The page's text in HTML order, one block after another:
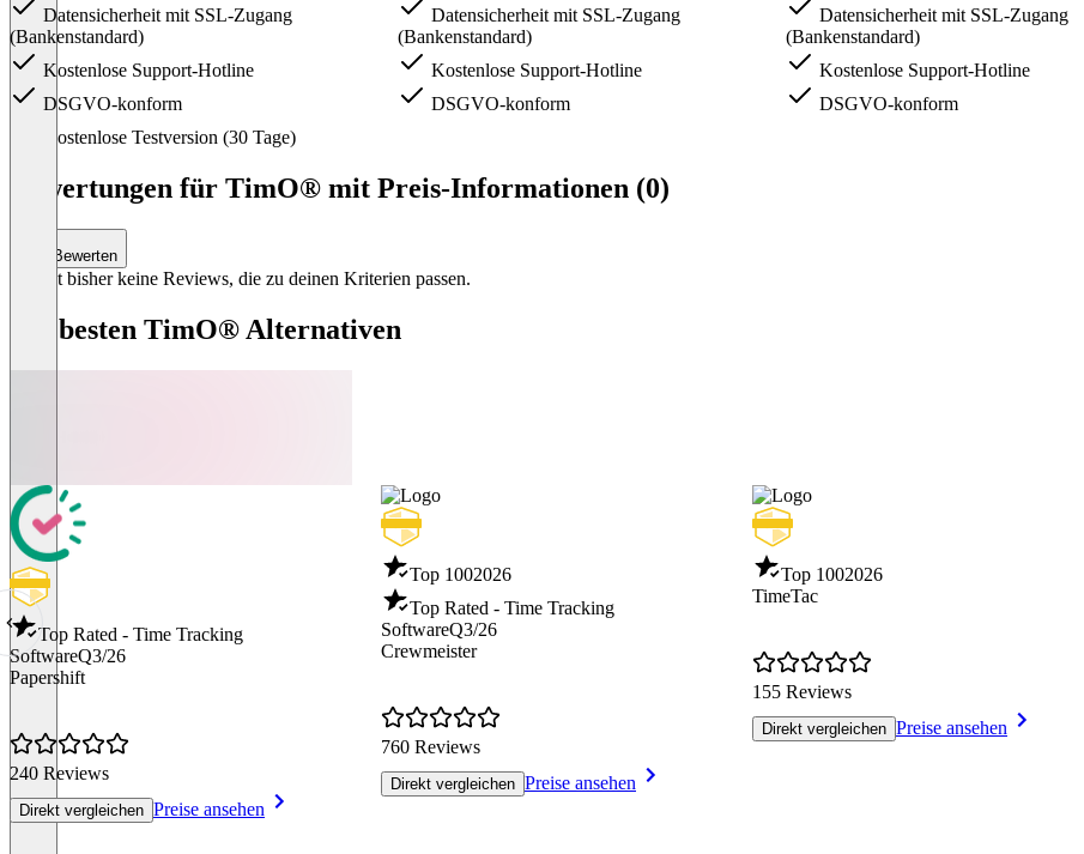
Datensicherheit mit SSL-Zugang
(Bankenstandard)
Kostenlose Support-Hotline
DSGVO-konform
Datensicherheit mit SSL-Zugang
(Bankenstandard)
Kostenlose Support-Hotline
DSGVO-konform
Datensicherheit mit SSL-Zugang
(Bankenstandard)
Kostenlose Support-Hotline
DSGVO-konform
Kostenlose Testversion (30 Tage)
Bewertungen für TimO® mit Preis-Informationen (0)
Bewerten
Es gibt bisher keine Reviews, die zu deinen Kriterien passen.
Die besten TimO® Alternativen
Top Rated - Time Tracking
SoftwareQ3/26
Papershift
240 Reviews
Direkt vergleichen Preise ansehen
Top 1002026
Top Rated - Time Tracking
SoftwareQ3/26
Crewmeister
760 Reviews
Direkt vergleichen Preise ansehen
Top 1002026
TimeTac
155 Reviews
Direkt vergleichen Preise ansehen